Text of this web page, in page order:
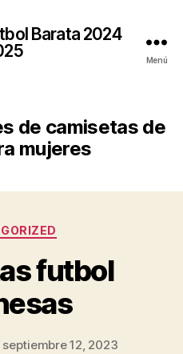
Barata 2024
Menú
de camisetas de
mujeres
Categorías
futbol
septiembre 12, 2023